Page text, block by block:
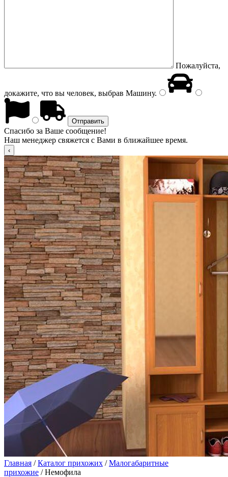
Пожалуйста,
докажите, что вы человек, выбрав Машину.
Спасибо за Ваше сообщение!
Наш менеджер свяжется с Вами в ближайшее время.
Главная /Каталог прихожих /Малогабаритные
прихожие / Немофила